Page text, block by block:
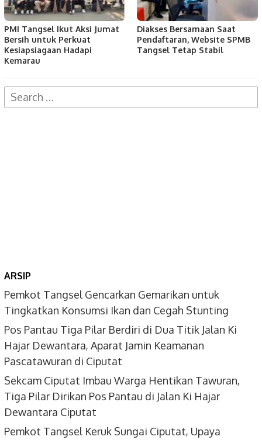
PMI Tangsel Ikut Aksi Jumat
Bersih untuk Perkuat
Kesiapsiagaan Hadapi
Kemarau
Diakses Bersamaan Saat
Pendaftaran, Website SPMB
Tangsel Tetap Stabil
Search
for:
ARSIP
Pemkot Tangsel Gencarkan Gemarikan untuk
Tingkatkan Konsumsi Ikan dan Cegah Stunting
Pos Pantau Tiga Pilar Berdiri di Dua Titik Jalan Ki
Hajar Dewantara, Aparat Jamin Keamanan
Pascatawuran di Ciputat
Sekcam Ciputat Imbau Warga Hentikan Tawuran,
Tiga Pilar Dirikan Pos Pantau di Jalan Ki Hajar
Dewantara Ciputat
Pemkot Tangsel Keruk Sungai Ciputat, Upaya